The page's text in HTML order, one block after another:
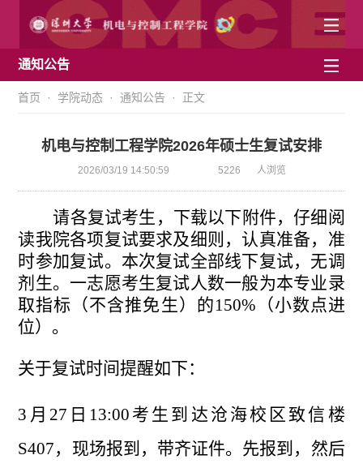
通知公告
首页 · 学院动态 ·通知公告 · 正文
机电与控制工程学院2026年硕士生复试安排
2026/03/19 14:50:59 5226 人浏览
请各复试考生，下载以下附件，仔细阅
读我院各项复试要求及细则，认真准备，准
时参加复试。本次复试全部线下复试，无调
剂生。一志愿考生复试人数一般为本专业录
取指标（不含推免生）的150%（小数点进
位）。
关于复试时间提醒如下：
3月27日13:00考生到达沧海校区致信楼
S407，现场报到，带齐证件。先报到，然后